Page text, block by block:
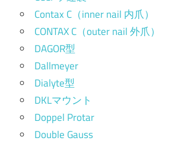
Contax C（inner nail 内爪）
CONTAX C（outer nail 外爪）
DAGOR型
Dallmeyer
Dialyte型
DKLマウント
Doppel Protar
Double Gauss